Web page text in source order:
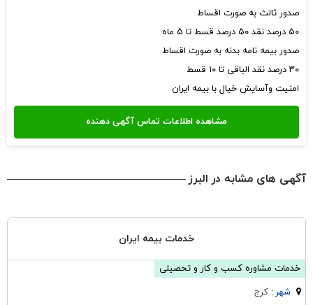
صدور ثالث به صورت اقساط
۵۰ درصد نقد ۵۰ درصد قسط تا ۵ ماه
صدور بیمه نامه بدنه به صورت اقساط
۳۰ درصد نقد الباقی تا ۱۰ قسط
امنیت وآسایش خیال با بیمه ایران
آگهی های مشابه در البرز
خدمات بیمه ایران
خدمات مشاوره کسب و کار و تحصیلی
شهر :كرج